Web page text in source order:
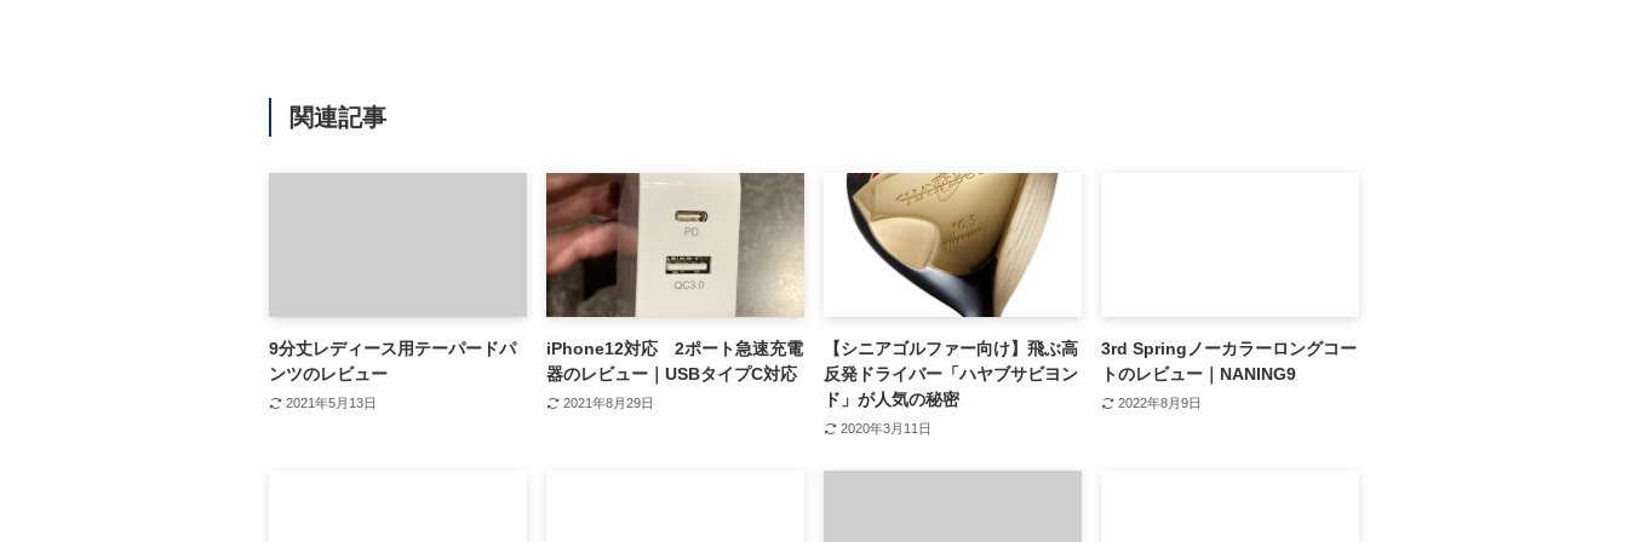
関連記事
9分丈レディース用テーパードパ
ンツのレビュー
2021年5月13日
iPhone12対応 2ポート急速充電
器のレビュー｜USBタイプC対応
2021年8月29日
【シニアゴルファー向け】飛ぶ高
反発ドライバー「ハヤブサビヨン
ド」が人気の秘密
2020年3月11日
3rd Springノーカラーロングコー
トのレビュー｜NANING9
2022年8月9日